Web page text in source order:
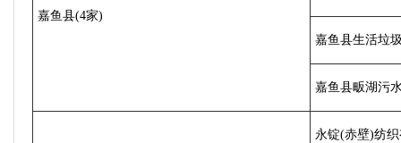
嘉鱼县(4家)
嘉鱼县生活垃
嘉鱼县畈湖污
永锭(赤壁)纺